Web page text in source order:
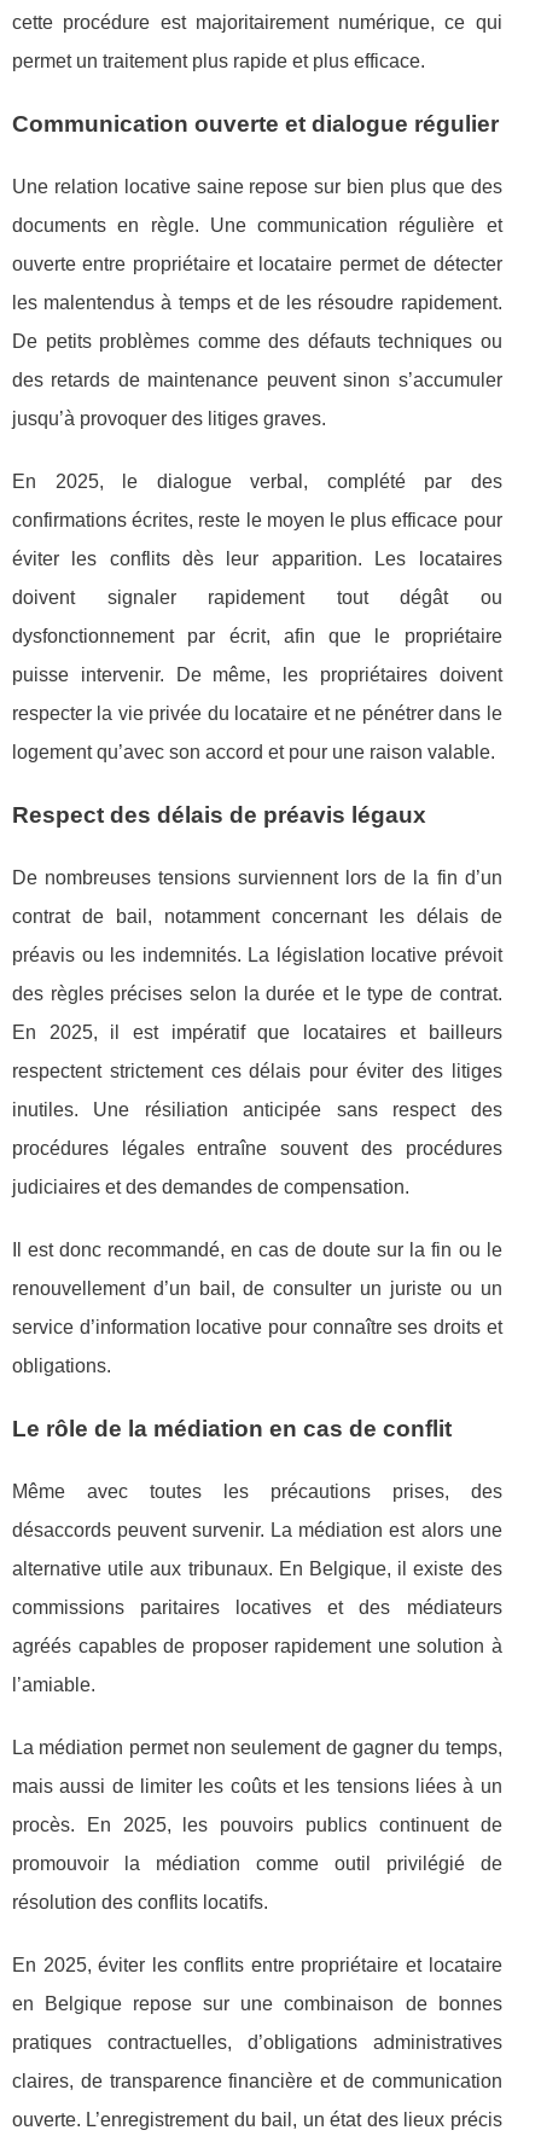
cette procédure est majoritairement numérique, ce qui
permet un traitement plus rapide et plus efficace.
Communication ouverte et dialogue régulier
Une relation locative saine repose sur bien plus que des
documents en règle. Une communication régulière et
ouverte entre propriétaire et locataire permet de détecter
les malentendus à temps et de les résoudre rapidement.
De petits problèmes comme des défauts techniques ou
des retards de maintenance peuvent sinon s’accumuler
jusqu’à provoquer des litiges graves.
En 2025, le dialogue verbal, complété par des
confirmations écrites, reste le moyen le plus efficace pour
éviter les conflits dès leur apparition. Les locataires
doivent signaler rapidement tout dégât ou
dysfonctionnement par écrit, afin que le propriétaire
puisse intervenir. De même, les propriétaires doivent
respecter la vie privée du locataire et ne pénétrer dans le
logement qu’avec son accord et pour une raison valable.
Respect des délais de préavis légaux
De nombreuses tensions surviennent lors de la fin d’un
contrat de bail, notamment concernant les délais de
préavis ou les indemnités. La législation locative prévoit
des règles précises selon la durée et le type de contrat.
En 2025, il est impératif que locataires et bailleurs
respectent strictement ces délais pour éviter des litiges
inutiles. Une résiliation anticipée sans respect des
procédures légales entraîne souvent des procédures
judiciaires et des demandes de compensation.
Il est donc recommandé, en cas de doute sur la fin ou le
renouvellement d’un bail, de consulter un juriste ou un
service d’information locative pour connaître ses droits et
obligations.
Le rôle de la médiation en cas de conflit
Même avec toutes les précautions prises, des
désaccords peuvent survenir. La médiation est alors une
alternative utile aux tribunaux. En Belgique, il existe des
commissions paritaires locatives et des médiateurs
agréés capables de proposer rapidement une solution à
l’amiable.
La médiation permet non seulement de gagner du temps,
mais aussi de limiter les coûts et les tensions liées à un
procès. En 2025, les pouvoirs publics continuent de
promouvoir la médiation comme outil privilégié de
résolution des conflits locatifs.
En 2025, éviter les conflits entre propriétaire et locataire
en Belgique repose sur une combinaison de bonnes
pratiques contractuelles, d’obligations administratives
claires, de transparence financière et de communication
ouverte. L’enregistrement du bail, un état des lieux précis